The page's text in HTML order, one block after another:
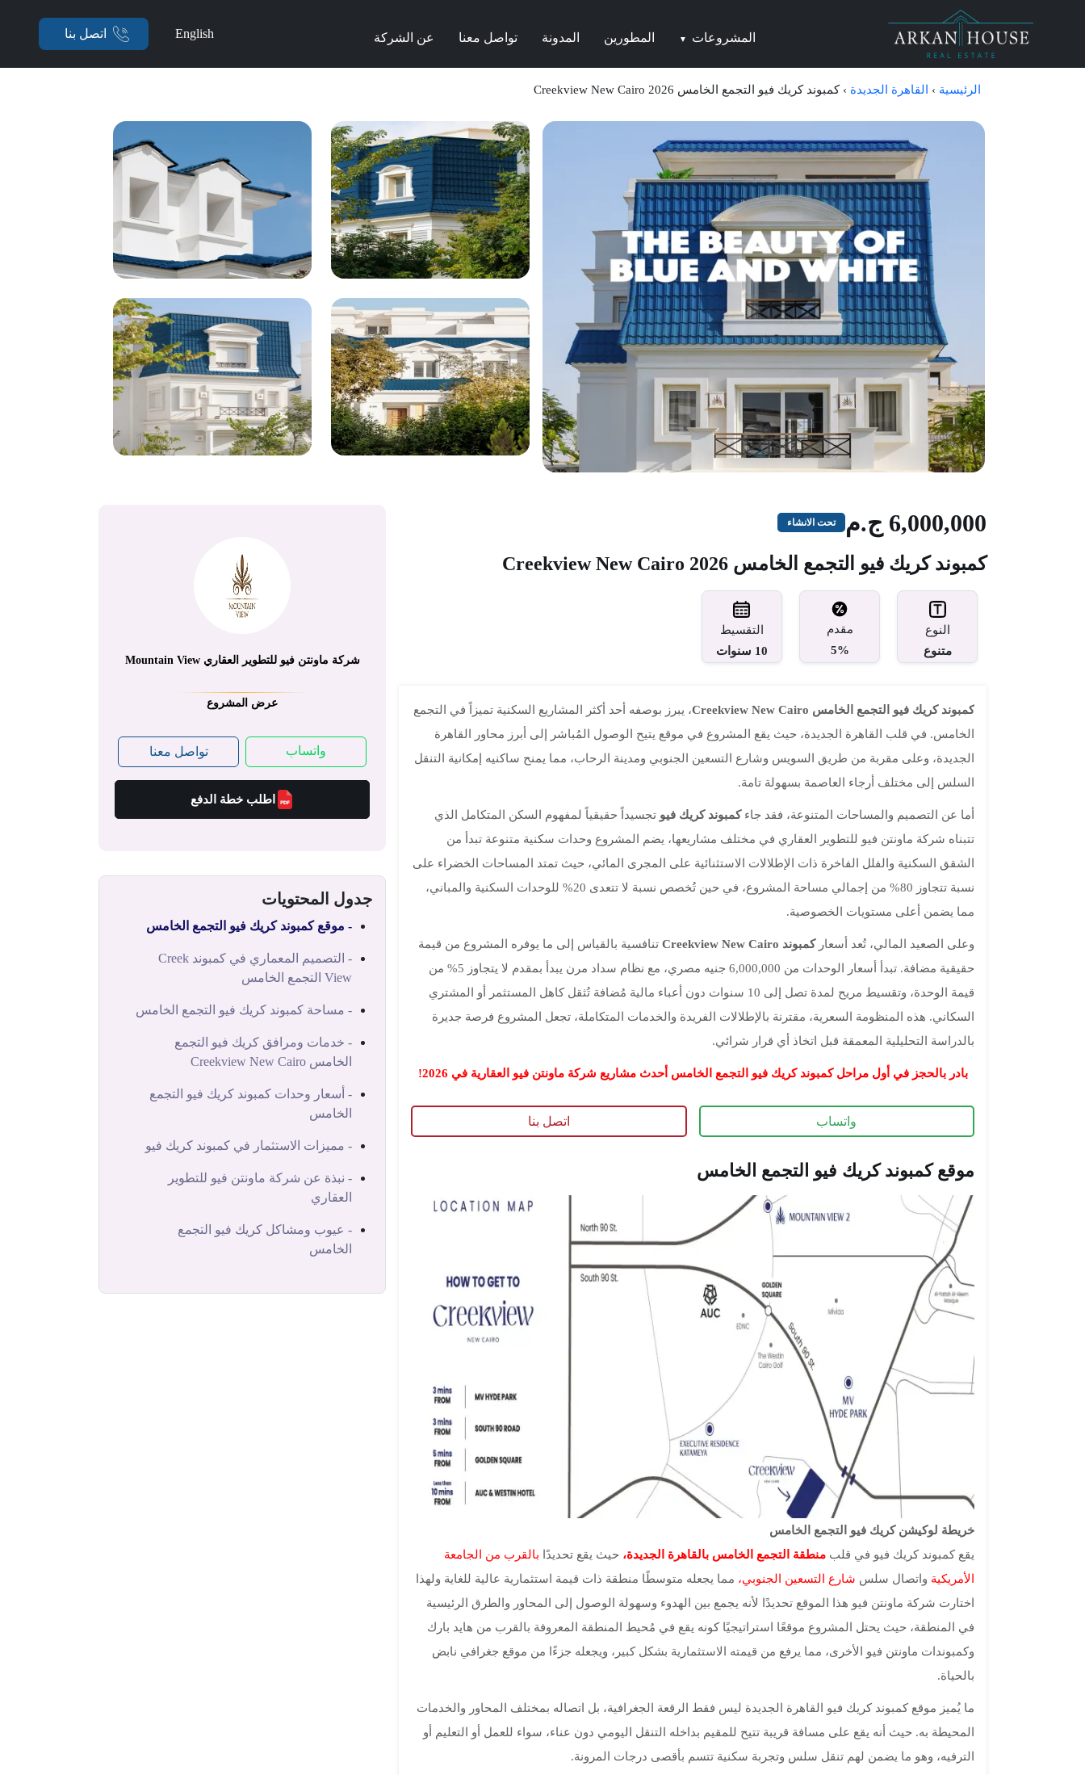
المشروعات ▼ المطورين المدونة تواصل معنا عن الشركة English اتصل بنا
الرئيسية › القاهرة الجديدة ›كمبوند كريك فيو التجمع الخامس Creekview New Cairo 2026
6,000,000 ج.م تحت الانشاء
كمبوند كريك فيو التجمع الخامس Creekview New Cairo 2026
النوع
متنوع
مقدم
5%
التقسيط
10 سنوات
كمبوند كريك فيو التجمع الخامس Creekview New Cairo
، يبرز بوصفه أحد أكثر المشاريع السكنية تميزاً في التجمع
الخامس. في قلب القاهرة الجديدة، حيث يقع المشروع في موقع يتيح الوصول المُباشر إلى أبرز محاور القاهرة
الجديدة، وعلى مقربة من طريق السويس وشارع التسعين الجنوبي ومدينة الرحاب، مما يمنح ساكنيه إمكانية التنقل
السلس إلى مختلف أرجاء العاصمة بسهولة تامة.
أما عن التصميم والمساحات المتنوعة، فقد جاءكمبوند كريك فيو تجسيداً حقيقياً لمفهوم السكن المتكامل الذي
تتبناه شركة ماونتن فيو للتطوير العقاري في مختلف مشاريعها، يضم المشروع وحدات سكنية متنوعة تبدأ من
الشقق السكنية والفلل الفاخرة ذات الإطلالات الاستثنائية على المجرى المائي، حيث تمتد المساحات الخضراء على
نسبة تتجاوز 80% من إجمالي مساحة المشروع، في حين تُخصص نسبة لا تتعدى 20% للوحدات السكنية والمباني،
مما يضمن أعلى مستويات الخصوصية.
وعلى الصعيد المالي، تُعد أسعاركمبوند Creekview New Cairo
تنافسية بالقياس إلى ما يوفره المشروع من قيمة
حقيقية مضافة. تبدأ أسعار الوحدات من 6,000,000 جنيه مصري، مع نظام سداد مرن يبدأ بمقدم لا يتجاوز 5% من
قيمة الوحدة، وتقسيط مريح لمدة تصل إلى 10 سنوات دون أعباء مالية مُضافة تُثقل كاهل المستثمر أو المشتري
السكاني. هذه المنظومة السعرية، مقترنة بالإطلالات الفريدة والخدمات المتكاملة، تجعل المشروع فرصة جديرة
بالدراسة التحليلية المعمقة قبل اتخاذ أي قرار شرائي.
بادر بالحجز في أول مراحل كمبوند كريك فيو التجمع الخامس أحدث مشاريع شركة ماونتن فيو العقارية في 2026!
واتساب اتصل بنا
موقع كمبوند كريك فيو التجمع الخامس
خريطة لوكيشن كريك فيو التجمع الخامس
يقع كمبوند كريك فيو في قلب منطقة التجمع الخامس بالقاهرة الجديدة، حيث يقع تحديدًا بالقرب من الجامعة
الأمريكية واتصال سلس شارع التسعين الجنوبي، مما يجعله متوسطًا منطقة ذات قيمة استثمارية عالية للغاية ولهذا
اختارت شركة ماونتن فيو هذا الموقع تحديدًا لأنه يجمع بين الهدوء وسهولة الوصول إلى المحاور والطرق الرئيسية
في المنطقة، حيث يحتل المشروع موقعًا استراتيجيًا كونه يقع في مُحيط المنطقة المعروفة بالقرب من هايد بارك
وكمبوندات ماونتن فيو الأخرى، مما يرفع من قيمته الاستثمارية بشكل كبير، ويجعله جزءًا من موقع جغرافي نابض
بالحياة.
ما يُميز موقع كمبوند كريك فيو القاهرة الجديدة ليس فقط الرقعة الجغرافية، بل اتصاله بمختلف المحاور والخدمات
المحيطة به. حيث أنه يقع على مسافة قريبة تتيح للمقيم بداخله التنقل اليومي دون عناء، سواء للعمل أو التعليم أو
الترفيه، وهو ما يضمن لهم تنقل سلس وتجربة سكنية تتسم بأقصى درجات المرونة.
شركة ماونتن فيو للتطوير العقاري Mountain View
عرض المشروع
واتساب تواصل معنا
اطلب خطة الدفع
جدول المحتويات
- موقع كمبوند كريك فيو التجمع الخامس
- التصميم المعماري في كمبوند Creek
View التجمع الخامس
- مساحة كمبوند كريك فيو التجمع الخامس
- خدمات ومرافق كريك فيو التجمع
الخامس Creekview New Cairo
- أسعار وحدات كمبوند كريك فيو التجمع
الخامس
- مميزات الاستثمار في كمبوند كريك فيو
- نبذة عن شركة ماونتن فيو للتطوير
العقاري
- عيوب ومشاكل كريك فيو التجمع
الخامس